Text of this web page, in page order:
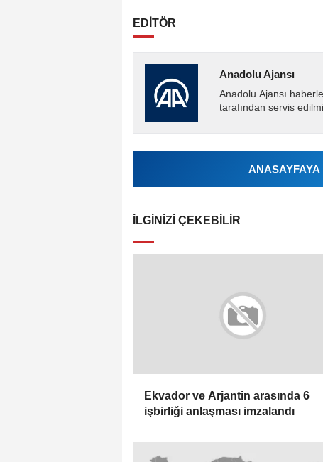
EDİTÖR
Anadolu Ajansı
Anadolu Ajansı
tarafından servis
İLGINIZI ÇEKEBILIR
Ekvador ve Arjantin arasında 6
işbirliği anlaşması imzalandı